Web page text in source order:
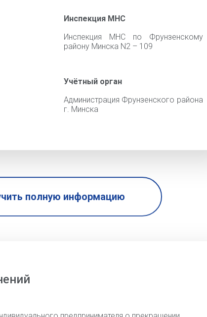
Инспекция МНС
Инспекция МНС по Фрунзенскому
району Минска N2 – 109
Учётный орган
Администрация Фрунзенского района
г. Минска
полную информацию